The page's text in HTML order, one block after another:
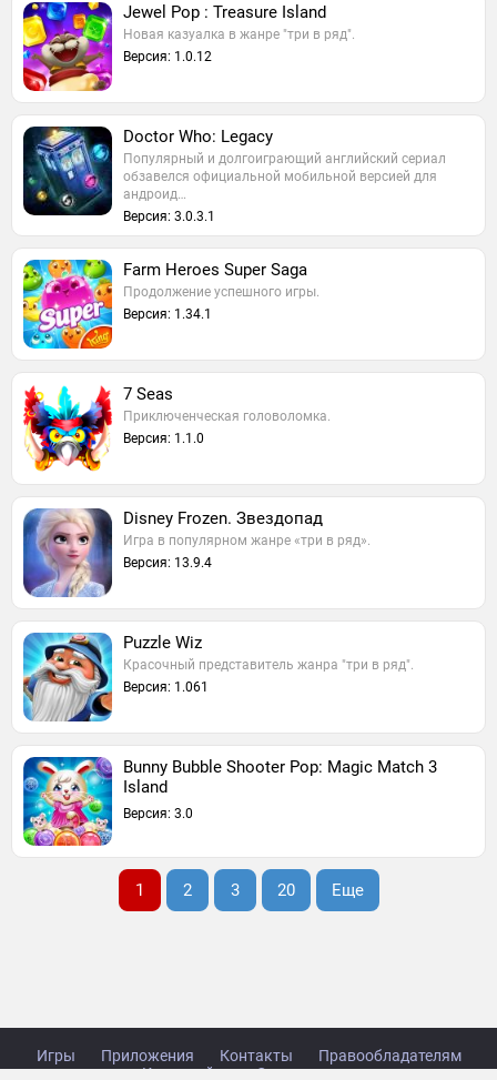
Jewel Pop : Treasure Island
Новая казуалка в жанре "три в ряд".
Версия: 1.0.12
Doctor Who: Legacy
Популярный и долгоиграющий английский сериал
обзавелся официальной мобильной версией для
андроид…
Версия: 3.0.3.1
Farm Heroes Super Saga
Продолжение успешного игры.
Версия: 1.34.1
7 Seas
Приключенческая головоломка.
Версия: 1.1.0
Disney Frozen. Звездопад
Игра в популярном жанре «три в ряд».
Версия: 13.9.4
Puzzle Wiz
Красочный представитель жанра "три в ряд".
Версия: 1.061
Bunny Bubble Shooter Pop: Magic Match 3
Island
Версия: 3.0
1 2 3 20 Еще
Игры Приложения Контакты
Правообладателям
Карта сайта
Стол заказов